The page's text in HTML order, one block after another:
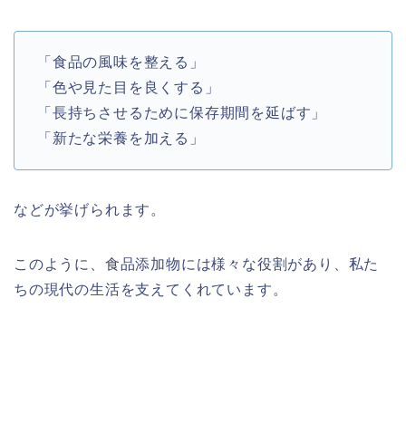
「食品の風味を整える」
「色や見た目を良くする」
「長持ちさせるために保存期間を延ばす」
「新たな栄養を加える」
などが挙げられます。
このように、食品添加物には様々な役割があり、私た
ちの現代の生活を支えてくれています。